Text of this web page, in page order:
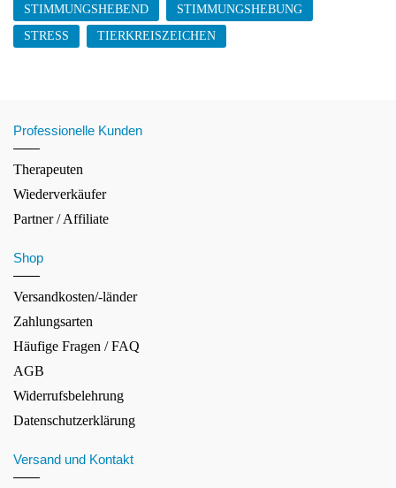
STIMMUNGSHEBEND
STIMMUNGSHEBUNG
STRESS
TIERKREISZEICHEN
Professionelle Kunden
Therapeuten
Wiederverkäufer
Partner / Affiliate
Shop
Versandkosten/-länder
Zahlungsarten
Häufige Fragen / FAQ
AGB
Widerrufsbelehrung
Datenschutzerklärung
Versand und Kontakt